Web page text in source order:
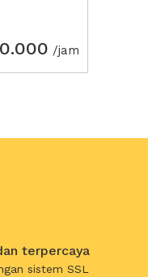
/jam
terpercaya
sistem SSL